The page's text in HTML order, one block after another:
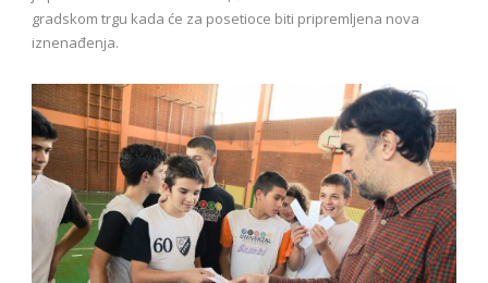
gradskom trgu kada će za posetioce biti pripremljena nova
iznenađenja.